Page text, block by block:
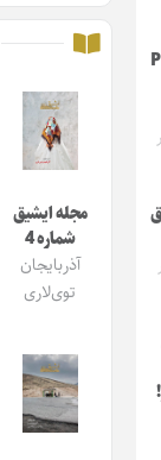
مجله ایشیق
شماره 4
آذربایجان
توی‌لاری